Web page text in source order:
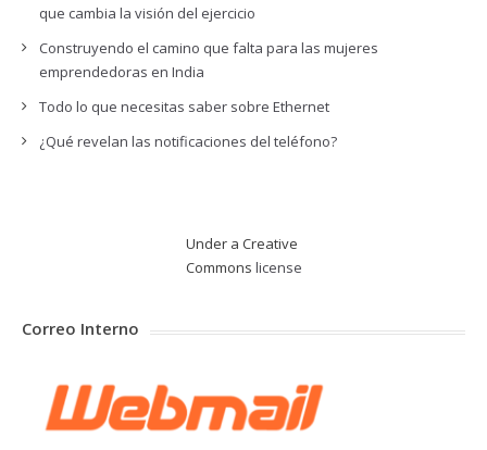
que cambia la visión del ejercicio
Construyendo el camino que falta para las mujeres
emprendedoras en India
Todo lo que necesitas saber sobre Ethernet
¿Qué revelan las notificaciones del teléfono?
Under a Creative
Commons license
Correo Interno